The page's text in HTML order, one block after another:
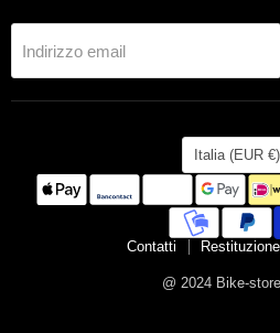
Indirizzo email
Nazione
Italia (EUR €)
Contatti Restituzione
@ 2024 Bike-